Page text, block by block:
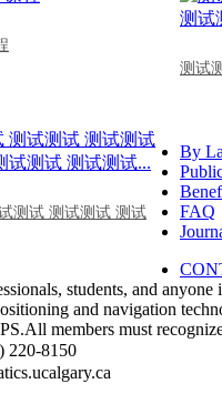
测试
测试 测试测试 测试
By
FAQ
students, and
and navigation
members must
220-8150